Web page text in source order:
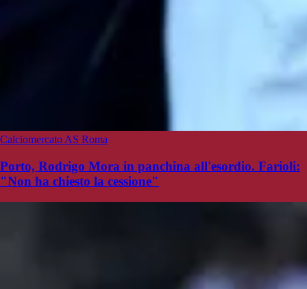
Calciomercato AS Roma
Porto, Rodrigo Mora in panchina all'esordio. Farioli:
"Non ha chiesto la cessione"